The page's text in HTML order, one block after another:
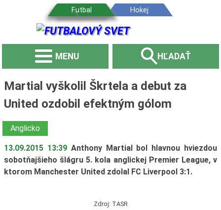
MENU HĽADAŤ
Martial vyškolil Škrtela a debut za
United ozdobil efektným gólom
Anglicko
13.09.2015 13:39 Anthony Martial bol hlavnou hviezdou
sobotňajšieho šlágru 5. kola anglickej Premier League, v
ktorom Manchester United zdolal FC Liverpool 3:1.
Zdroj: TASR